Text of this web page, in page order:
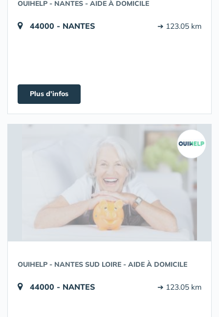
OUIHELP - NANTES - AIDE À DOMICILE
44000 - NANTES ➔ 123.05 km
Plus d'infos
OUIHELP - NANTES SUD LOIRE - AIDE À DOMICILE
44000 - NANTES ➔ 123.05 km